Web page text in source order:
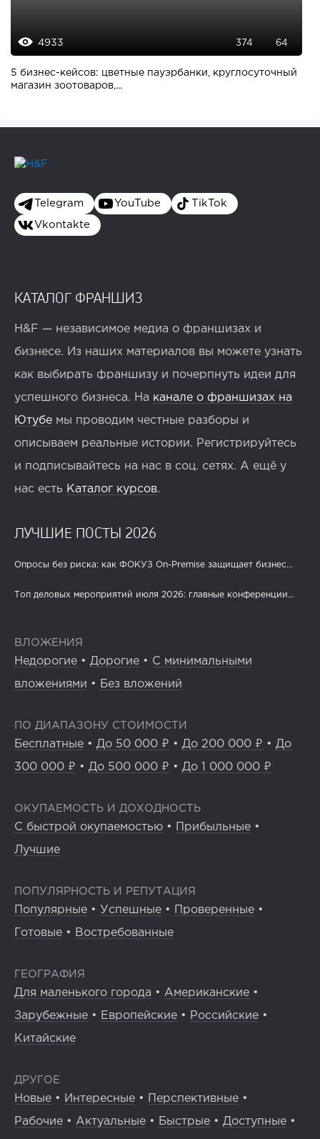
4933 374 64
5 бизнес-кейсов: цветные пауэрбанки, круглосуточный
магазин зоотоваров,...
Telegram YouTube TikTok
Vkontakte
КАТАЛОГ ФРАНШИЗ
H&F — независимое медиа о франшизах и
бизнесе. Из наших материалов вы можете узнать
как выбирать франшизу и почерпнуть идеи для
успешного бизнеса. На канале о франшизах на
Ютубе мы проводим честные разборы и
описываем реальные истории. Регистрируйтесь
и подписывайтесь на нас в соц. сетях. А ещё у
нас есть Каталог курсов.
ЛУЧШИЕ ПОСТЫ 2026
Опросы без риска: как ФОКУЗ On-Premise защищает бизнес...
Топ деловых мероприятий июля 2026: главные конференции...
ВЛОЖЕНИЯ
Недорогие • Дорогие • С минимальными
вложениями • Без вложений
ПО ДИАПАЗОНУ СТОИМОСТИ
Бесплатные • До 50 000 ₽ • До 200 000 ₽ • До
300 000 ₽ • До 500 000 ₽ • До 1 000 000 ₽
ОКУПАЕМОСТЬ И ДОХОДНОСТЬ
С быстрой окупаемостью • Прибыльные •
Лучшие
ПОПУЛЯРНОСТЬ И РЕПУТАЦИЯ
Популярные • Успешные • Проверенные •
Готовые • Востребованные
ГЕОГРАФИЯ
Для маленького города • Американские •
Зарубежные • Европейские • Российские •
Китайские
ДРУГОЕ
Новые • Интересные • Перспективные •
Рабочие • Актуальные • Быстрые • Доступные •